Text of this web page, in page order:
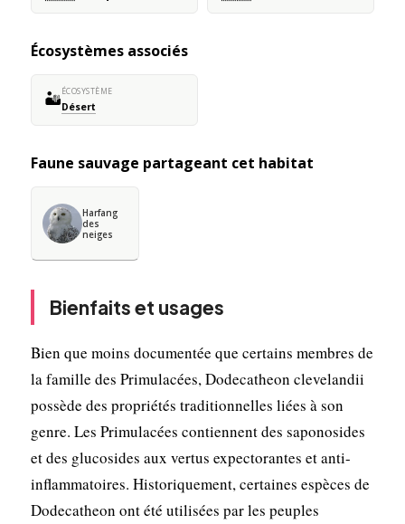
Écosystèmes associés
🏜️ÉCOSYSTÈME
Désert
Faune sauvage partageant cet habitat
Harfang
des
neiges
Bienfaits et usages
Bien que moins documentée que certains membres de
la famille des Primulacées, Dodecatheon clevelandii
possède des propriétés traditionnelles liées à son
genre. Les Primulacées contiennent des saponosides
et des glucosides aux vertus expectorantes et anti-
inflammatoires. Historiquement, certaines espèces de
Dodecatheon ont été utilisées par les peuples